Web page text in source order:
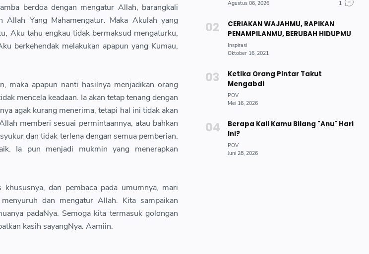
berdoa dengan mengatur Allah, barangkali
Yang Mahamengatur. Maka Akulah yang
Aku tahu engkau tidak bermaksud mengaturku,
berkehendak melakukan apapun yang Kumau,
maka apapun nanti hasilnya menjadikan orang
mencela keadaan. Ia akan tetap tenang dengan
agak kurang menerima, tetapi hal ini tidak akan
memberi sesuai permintaannya, atau bahkan
dan tidak terlena dengan semua pemberian.
Ia pun menjadi mukmin yang menerapkan
dan pembaca pada umumnya, mari
dan mengatur Allah. Kita sampaikan
padaNya. Semoga kita termasuk golongan
kasih sayangNya. Aamiin.
CERIAKAN WAJAHMU, RAPIKAN
PENAMPILANMU, BERUBAH HIDUPMU
Ketika Orang Pintar Takut
Mengabdi
Berapa Kali Kamu Bilang "Anu" Hari
Ini?